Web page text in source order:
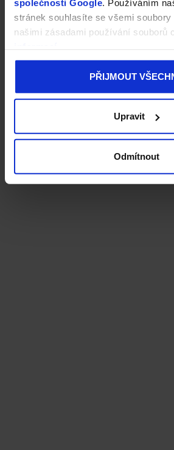
společnosti Google. Používáním
stránek souhlasíte se všemi
našimi zásadami používání souborů
PŘIJMOUT
Upravit
Odmítnout